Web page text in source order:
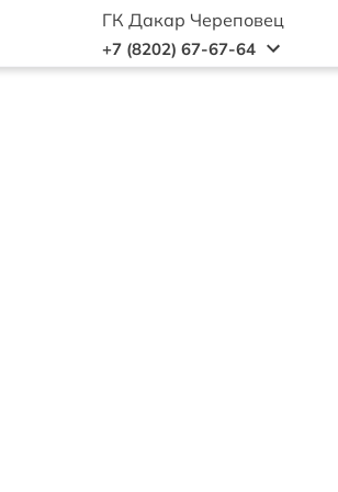
ГК Дакар Череповец
+7 (8202) 67-67-64